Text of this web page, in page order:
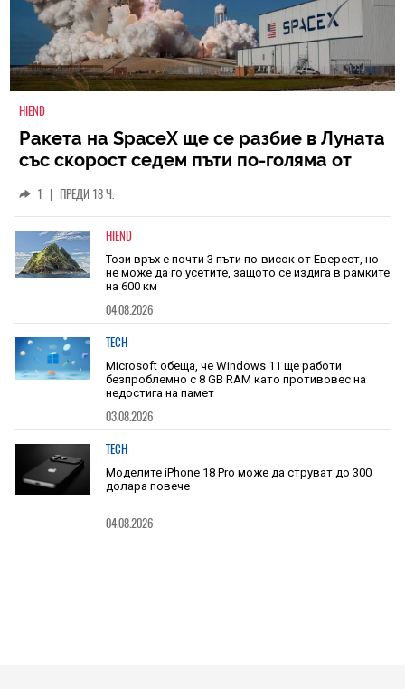
HIEND
Ракета на SpaceX ще се разбие в Луната
със скорост седем пъти по-голяма от
1 | ПРЕДИ 18 Ч.
HIEND
Този връх е почти 3 пъти по-висок от Еверест, но
не може да го усетите, защото се издига в рамките
на 600 км
04.08.2026
TECH
Microsoft обеща, че Windows 11 ще работи
безпроблемно с 8 GB RAM като противовес на
недостига на памет
03.08.2026
TECH
Моделите iPhone 18 Pro може да струват до 300
долара повече
04.08.2026